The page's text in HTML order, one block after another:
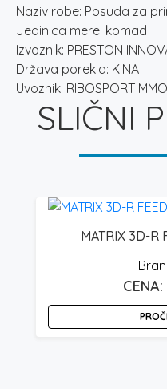
Naziv robe: Posuda za
Jedinica mere: komad
Izvoznik: PRESTON
Država porekla: KINA
Uvoznik: RIBOSPORT
SLIČNI
MATRIX 3D-R